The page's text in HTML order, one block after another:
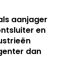
aanjager
en
dan